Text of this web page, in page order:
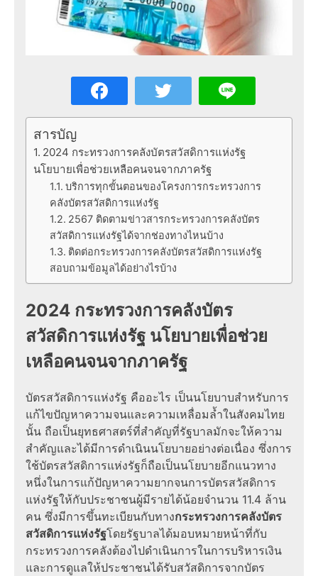
สารบัญ
2024 กระทรวงการคลังบัตรสวัสดิการแห่งรัฐ
นโยบายเพื่อช่วยเหลือคนจนจากภาครัฐ
บริการทุกขั้นตอนของโครงการกระทรวงการ
คลังบัตรสวัสดิการแห่งรัฐ
2567 ติดตามข่าวสารกระทรวงการคลังบัตร
สวัสดิการแห่งรัฐได้จากช่องทางไหนบ้าง
ติดต่อกระทรวงการคลังบัตรสวัสดิการแห่งรัฐ
สอบถามข้อมูลได้อย่างไรบ้าง
2024 กระทรวงการคลังบัตร
สวัสดิการแห่งรัฐ นโยบายเพื่อช่วย
เหลือคนจนจากภาครัฐ
บัตรสวัสดิการแห่งรัฐ คืออะไร เป็นนโยบาบสำหรับการ
แก้ไขปัญหาความจนและความเหลื่อมล้ำในสังคมไทย
นั้น ถือเป็นยุทธศาสตร์ที่สำคัญที่รัฐบาลมักจะให้ความ
สำคัญและได้มีการดำเนินนโยบายอย่างต่อเนื่อง ซึ่งการ
ใช้บัตรสวัสดิการแห่งรัฐก็ถือเป็นนโยบายอีกแนวทาง
หนึ่งในการแก้ปัญหาความยากจนการบัตรสวัสดิการ
แห่งรัฐให้กับประชาชนผู้มีรายได้น้อยจำนวน 11.4 ล้าน
คน ซึ่งมีการขึ้นทะเบียนกับทางกระทรวงการคลังบัตร
สวัสดิการแห่งรัฐโดยรัฐบาลได้มอบหมายหน้าที่กับ
กระทรวงการคลังต้องไปดำเนินการในการบริหารเงิน
และการดูแลให้ประชาชนได้รับสวัสดิการจากบัตร